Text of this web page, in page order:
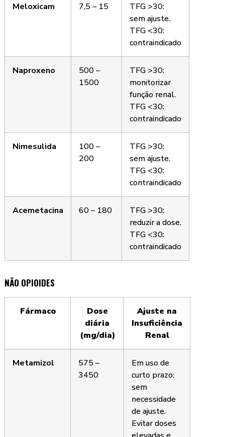
Meloxicam 7,5 – 15
TFG >30:
sem ajuste.
TFG <30:
contraindicado
Naproxeno
500 –
1500
TFG >30:
monitorizar
função renal.
TFG <30:
contraindicado
Nimesulida
100 –
200
TFG >30:
sem ajuste.
TFG <30:
contraindicado
Acemetacina 60 – 180
TFG >30:
reduzir a dose.
TFG <30:
contraindicado
NÃO OPIOIDES
Fármaco
Dose
diária
(mg/dia)
Ajuste na
Insuficiência
Renal
Metamizol
575 –
3450
Em uso de
curto prazo:
sem
necessidade
de ajuste.
Evitar doses